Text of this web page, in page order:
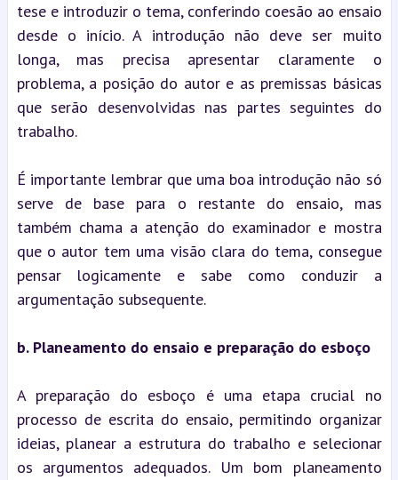
tese e introduzir o tema, conferindo coesão ao ensaio
desde o início. A introdução não deve ser muito
longa, mas precisa apresentar claramente o
problema, a posição do autor e as premissas básicas
que serão desenvolvidas nas partes seguintes do
trabalho.
É importante lembrar que uma boa introdução não só
serve de base para o restante do ensaio, mas
também chama a atenção do examinador e mostra
que o autor tem uma visão clara do tema, consegue
pensar logicamente e sabe como conduzir a
argumentação subsequente.
b. Planeamento do ensaio e preparação do esboço
A preparação do esboço é uma etapa crucial no
processo de escrita do ensaio, permitindo organizar
ideias, planear a estrutura do trabalho e selecionar
os argumentos adequados. Um bom planeamento